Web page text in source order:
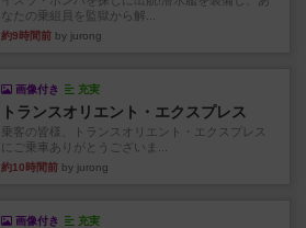
なたの乗組員を監獄から解...
約9時間前 by jurong
画像付き 充実
トランスオリエント・エクスプレス
乗客の皆様、トランスオリエント・エクスプレス
にご乗車ありがとうございま...
約10時間前 by jurong
画像付き 充実